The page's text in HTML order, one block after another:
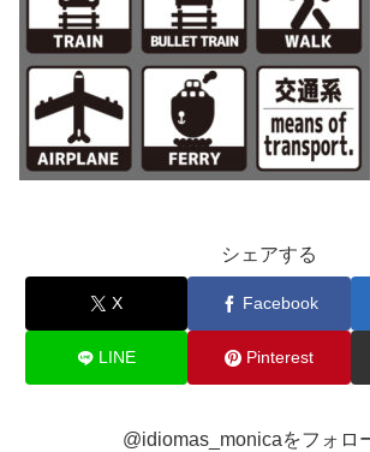
シェアする
X Facebook
LINE Pinterest
@idiomas_monicaをフォロ